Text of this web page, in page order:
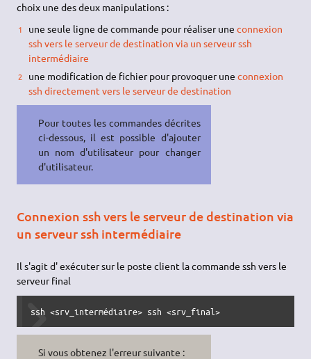
choix une des deux manipulations :
une seule ligne de commande pour réaliser une connexion
ssh vers le serveur de destination via un serveur ssh
intermédiaire
une modification de fichier pour provoquer une connexion
ssh directement vers le serveur de destination
Pour toutes les commandes décrites
ci-dessous, il est possible d'ajouter
un nom d'utilisateur pour changer
d'utilisateur.
Connexion ssh vers le serveur de destination via
un serveur ssh intermédiaire
Il s'agit d' exécuter sur le poste client la commande ssh vers le
serveur final
ssh <srv_intermédiaire> ssh <srv_final>
Si vous obtenez l'erreur suivante :